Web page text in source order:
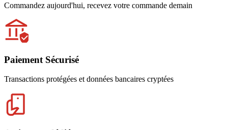
Commandez aujourd'hui, recevez votre commande demain
Paiement Sécurisé
Transactions protégées et données bancaires cryptées